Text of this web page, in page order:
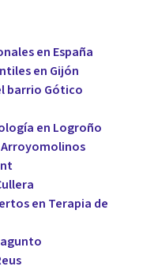
en España
en Gijón
barrio Gótico
en Logroño
Arroyomolinos
en Terapia de